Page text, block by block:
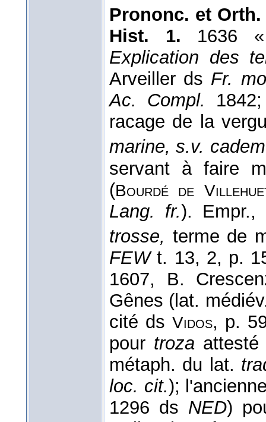
Prononc. et Orth.
Hist. 1. 1636
Explication des
Arveiller ds Fr.
Ac. Compl.
racage de la
marine, s.v.
servant à faire
(Bourdé de
Lang. fr.). Empr.,
trosse, terme de
FEWt. 13, 2, p.
1607, B.
Gênes (lat.
cité ds Vidos, p.
pour troza
métaph. du lat.
loc. cit.);
1296 ds NED)